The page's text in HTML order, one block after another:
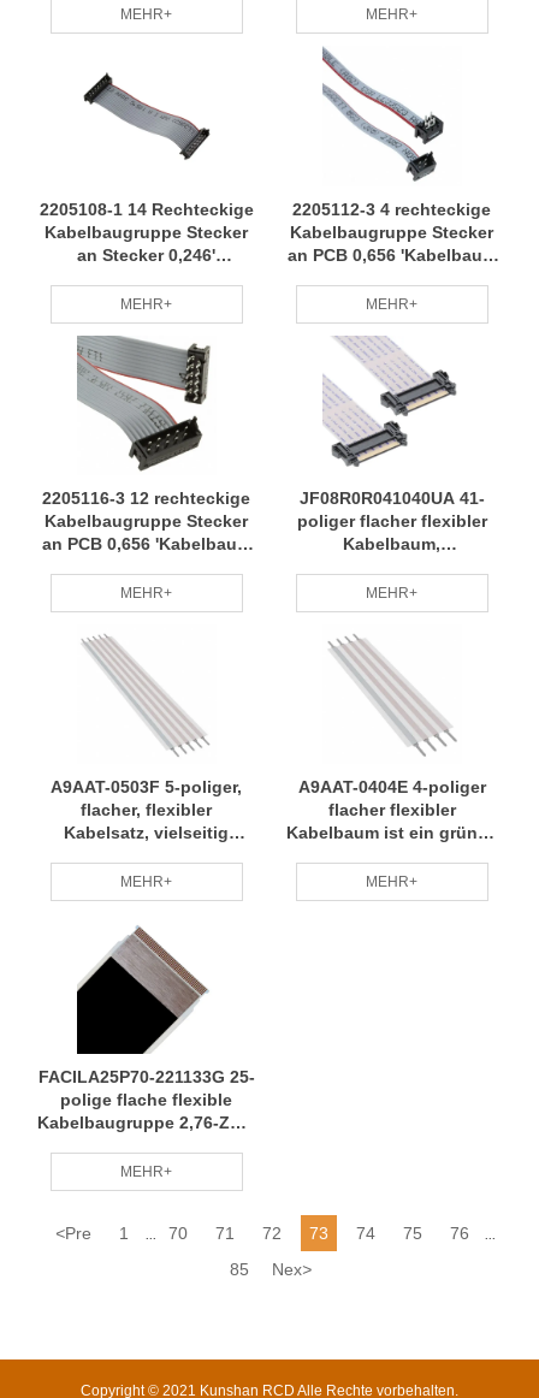
Modelle Weit Anwendbar
RCD
MEHR+
vollständigen
Spezifikationen RCD
MEHR+
2205108-1 14 Rechteckige
Kabelbaugruppe Stecker
an Stecker 0,246'
Material Stabilität
Leistung RCD
MEHR+
2205112-3 4 rechteckige
Kabelbaugruppe Stecker
an PCB 0,656 'Kabelbaum
Schnelle Lieferung RCD
MEHR+
2205116-3 12 rechteckige
Kabelbaugruppe Stecker
an PCB 0,656 'Kabelbaum
Professionelles Team RCD
MEHR+
JF08R0R041040UA 41-
poliger flacher flexibler
Kabelbaum,
regelmäßige Wartung, RCD
MEHR+
A9AAT-0503F 5-poliger,
flacher, flexibler
Kabelsatz, vielseitig
umweltfreundliche RCDs
MEHR+
A9AAT-0404E 4-poliger
flacher flexibler
Kabelbaum ist ein grüner,
energiesparender und
verbrauchsreduzierender
MEHR+
FACILA25P70-221133G 25-
polige flache flexible
Kabelbaugruppe 2,76-Zoll-
langjähriger Erfahrung in
der professionellen
MEHR+
<Pre 1 70 71 72 73 74 75 76
85 Nex>
Copyright © 2021 Kunshan RCD Alle Rechte vorbehalten.